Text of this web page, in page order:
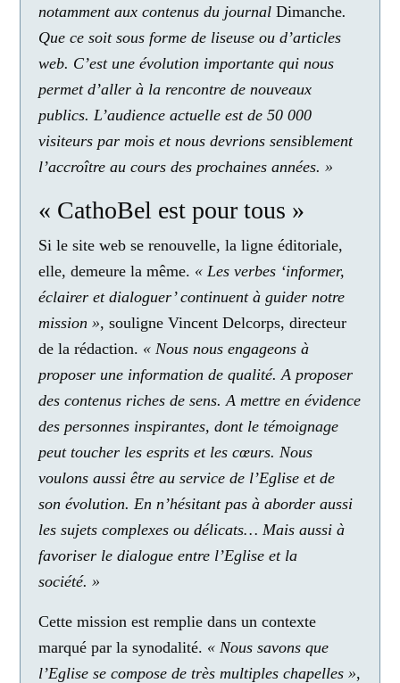
notamment aux contenus du journalDimanche.
Que ce soit sous forme de liseuse ou d’articles
web. C’est une évolution importante qui nous
permet d’aller à la rencontre de nouveaux
publics. L’audience actuelle est de 50 000
visiteurs par mois et nous devrions sensiblement
l’accroître au cours des prochaines années. »
« CathoBel est pour tous »
Si le site web se renouvelle, la ligne éditoriale,
elle, demeure la même. « Les verbes ‘informer,
éclairer et dialoguer’ continuent à guider notre
mission », souligne Vincent Delcorps, directeur
de la rédaction. « Nous nous engageons à
proposer une information de qualité. A proposer
des contenus riches de sens. A mettre en évidence
des personnes inspirantes, dont le témoignage
peut toucher les esprits et les cœurs. Nous
voulons aussi être au service de l’Eglise et de
son évolution. En n’hésitant pas à aborder aussi
les sujets complexes ou délicats… Mais aussi à
favoriser le dialogue entre l’Eglise et la
société. »
Cette mission est remplie dans un contexte
marqué par la synodalité. « Nous savons que
l’Eglise se compose de très multiples chapelles »,